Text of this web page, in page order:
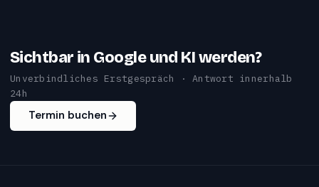
Sichtbar in Google und KI werden?
Unverbindliches Erstgespräch · Antwort innerhalb
24h
Termin buchen